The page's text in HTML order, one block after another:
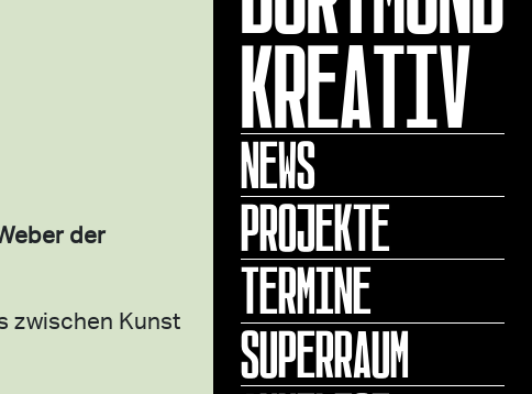
KREATIV
NEWS
PROJEKTE
TERMINE
SUPERRAUM
der
zwischen Kunst